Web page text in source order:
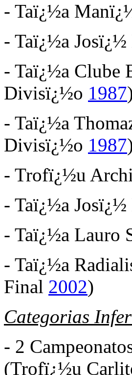
- Taï¿½a
- Taï¿½a Josï¿½
- Taï¿½a Clube
Divisï¿½o 1987
- Taï¿½a
Divisï¿½o 1987
- Trofï¿½u
- Taï¿½a
- Taï¿½a Lauro
- Taï¿½a
Final 2002)
Categorias
- 2
(Trofï¿½u